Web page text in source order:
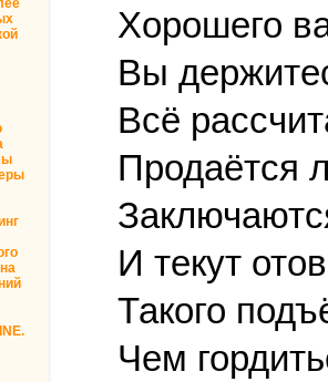
Хорошего
Вы
Всё
Продаётся
И текут
Такого
Чем